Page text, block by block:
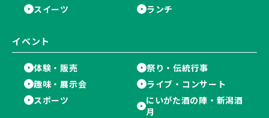
スイーツ
ランチ
イベント
体験・販売
祭り・伝統行事
趣味・展示会
ライブ・コンサート
スポーツ
にいがた酒の陣・新潟酒
月